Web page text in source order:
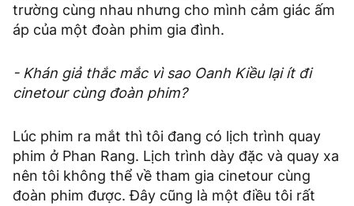
trường cùng nhau nhưng cho mình cảm giác ấm
áp của một đoàn phim gia đình.
- Khán giả thắc mắc vì sao Oanh Kiều lại ít đi
cinetour cùng đoàn phim?
Lúc phim ra mắt thì tôi đang có lịch trình quay
phim ở Phan Rang. Lịch trình dày đặc và quay xa
nên tôi không thể về tham gia cinetour cùng
đoàn phim được. Đây cũng là một điều tôi rất